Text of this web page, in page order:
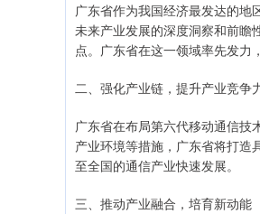
广东省作为我国经济最发达的地
未来产业发展的深度洞察和前瞻
点。广东省在这一领域率先发力
二、强化产业链，提升产业竞争
广东省在布局第六代移动通信技
产业环境等措施，广东省将打造
至全国的通信产业快速发展。
三、推动产业融合，培育新动能